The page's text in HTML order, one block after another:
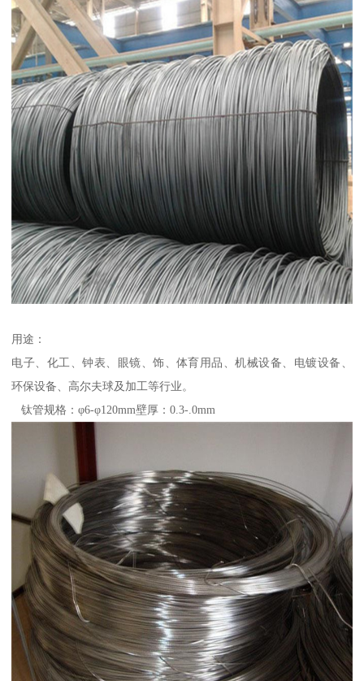
用途：
电子、化工、钟表、眼镜、饰、体育用品、机械设备、电镀设备、
环保设备、高尔夫球及加工等行业。
钛管规格：φ6-φ120mm壁厚：0.3-.0mm